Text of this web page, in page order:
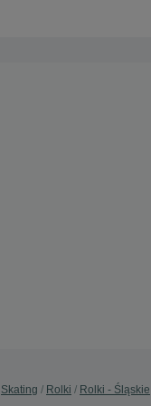
Skating Rolki Rolki - Śląskie